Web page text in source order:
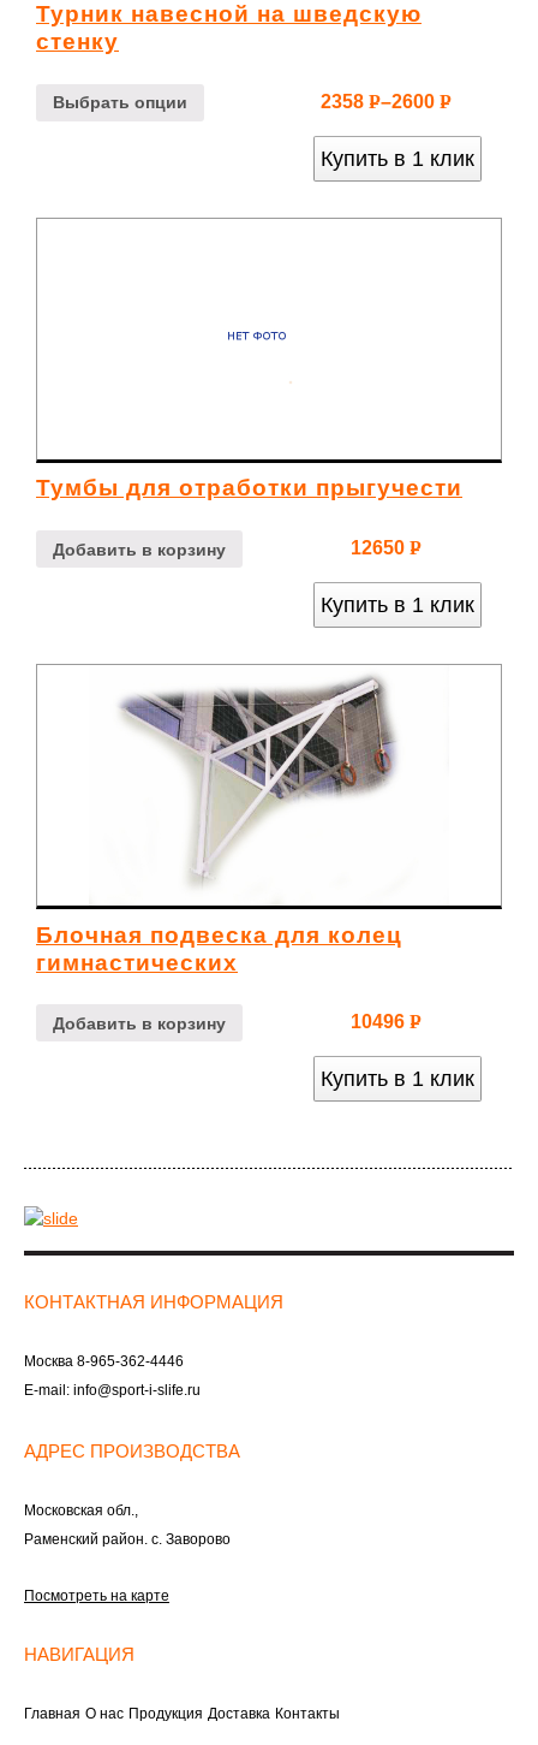
Турник навесной на шведскую
стенку
Выбрать опции 2358 Р–2600 Р
Купить в 1 клик
Тумбы для отработки прыгучести
Добавить в корзину 12650 Р
Купить в 1 клик
Блочная подвеска для колец
гимнастических
Добавить в корзину 10496 Р
Купить в 1 клик
КОНТАКТНАЯ ИНФОРМАЦИЯ
Москва 8-965-362-4446
E-mail: info@sport-i-slife.ru
АДРЕС ПРОИЗВОДСТВА
Московская обл.,
Раменский район. с. Заворово
Посмотреть на карте
НАВИГАЦИЯ
Главная О нас Продукция Доставка Контакты